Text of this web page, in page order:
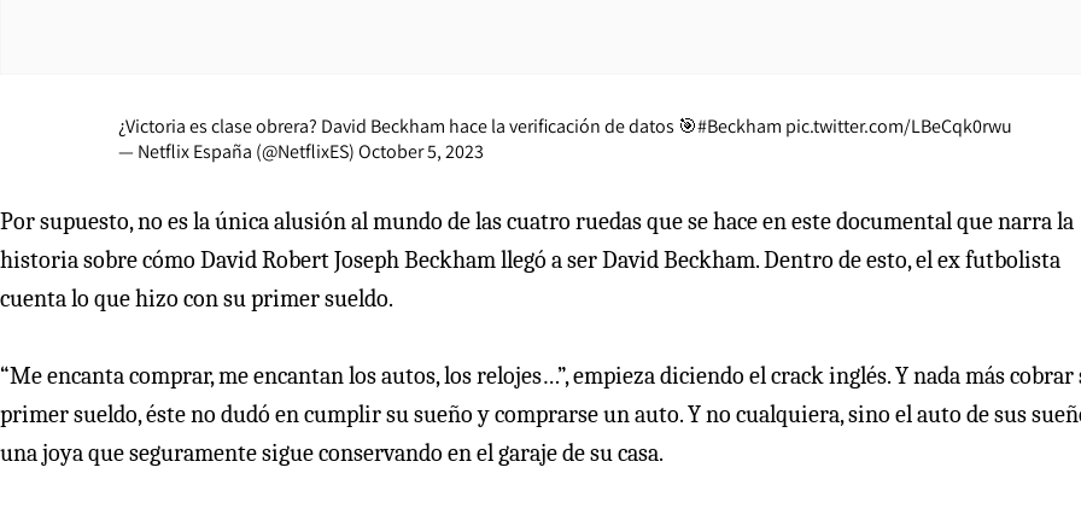
¿Victoria es clase obrera? David Beckham hace la verificación de datos 🎯#Beckham pic.twitter.com/LBeCqk0rwu
— Netflix España (@NetflixES)October 5, 2023
Por supuesto, no es la única alusión al mundo de las cuatro ruedas que se hace en este documental que narra la
historia sobre cómo David Robert Joseph Beckham llegó a ser David Beckham. Dentro de esto, el ex futbolista
cuenta lo que hizo con su primer sueldo.
“Me encanta comprar, me encantan los autos, los relojes…”, empieza diciendo el crack inglés. Y nada más cobrar
primer sueldo, éste no dudó en cumplir su sueño y comprarse un auto. Y no cualquiera, sino el auto de sus
una joya que seguramente sigue conservando en el garaje de su casa.